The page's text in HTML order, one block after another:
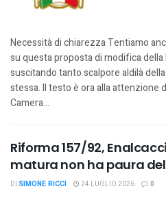
Necessità di chiarezza Tentiamo
su questa proposta di modifica
suscitando tanto scalpore aldilà
stessa. Il testo è ora alla attenzione
Camera...
Riforma 157/92,
matura non ha paura
DI SIMONE RICCI 24 LUGLIO 2026 0